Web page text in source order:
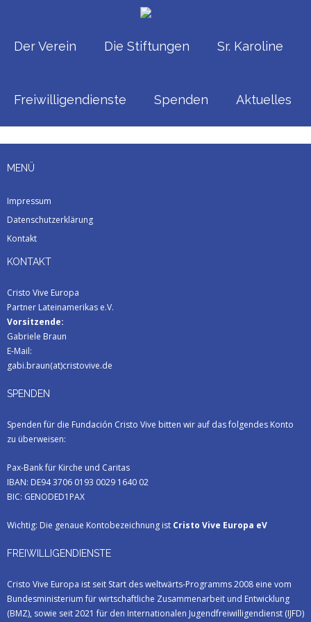
Der Verein Die Stiftungen Sr. Karoline
Freiwilligendienste Spenden Aktuelles
MENÜ
Impressum
Datenschutzerklärung
Kontakt
KONTAKT
Cristo Vive Europa
Partner Lateinamerikas e.V.
Vorsitzende:
Gabriele Braun
E-Mail:
gabi.braun(at)cristovive.de
SPENDEN
Spenden für die Fundación Cristo Vive bitten wir auf das folgendes Konto
zu überweisen:
Pax-Bank für Kirche und Caritas
IBAN: DE94 3706 0193 0029 1640 02
BIC: GENODED1PAX
Wichtig: Die genaue Kontobezeichnung ist Cristo Vive Europa eV
FREIWILLIGENDIENSTE
Cristo Vive Europa ist seit Start des weltwärts-Programms 2008 eine vom
Bundesministerium für wirtschaftliche Zusammenarbeit und Entwicklung
(BMZ), sowie seit 2021 für den Internationalen Jugendfreiwilligendienst (IJFD)